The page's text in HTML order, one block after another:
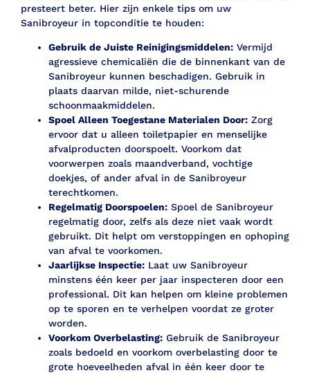
presteert beter. Hier zijn enkele tips om uw
Sanibroyeur in topconditie te houden:
Gebruik de Juiste Reinigingsmiddelen: Vermijd
agressieve chemicaliën die de binnenkant van de
Sanibroyeur kunnen beschadigen. Gebruik in
plaats daarvan milde, niet-schurende
schoonmaakmiddelen.
Spoel Alleen Toegestane Materialen Door: Zorg
ervoor dat u alleen toiletpapier en menselijke
afvalproducten doorspoelt. Voorkom dat
voorwerpen zoals maandverband, vochtige
doekjes, of ander afval in de Sanibroyeur
terechtkomen.
Regelmatig Doorspoelen: Spoel de Sanibroyeur
regelmatig door, zelfs als deze niet vaak wordt
gebruikt. Dit helpt om verstoppingen en ophoping
van afval te voorkomen.
Jaarlijkse Inspectie: Laat uw Sanibroyeur
minstens één keer per jaar inspecteren door een
professional. Dit kan helpen om kleine problemen
op te sporen en te verhelpen voordat ze groter
worden.
Voorkom Overbelasting: Gebruik de Sanibroyeur
zoals bedoeld en voorkom overbelasting door te
grote hoeveelheden afval in één keer door te